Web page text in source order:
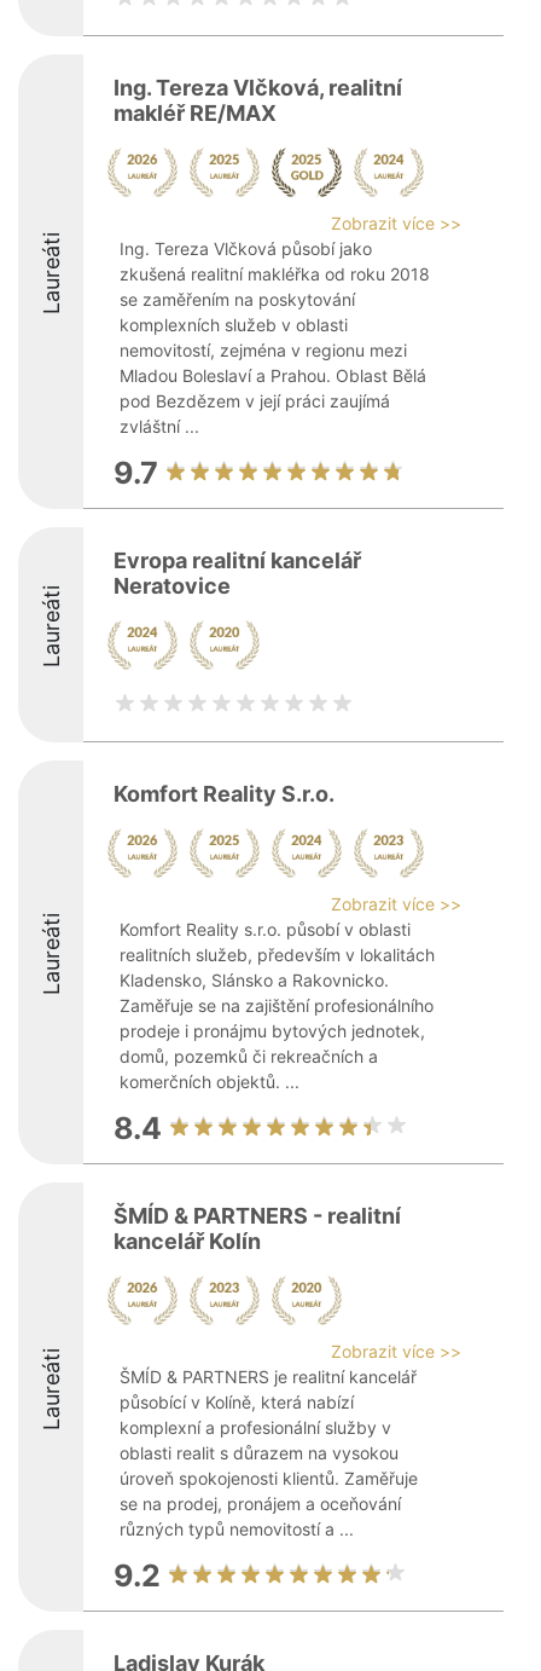
Laureáti
Ing. Tereza Vlčková, realitní
makléř RE/MAX
Zobrazit více >>
Ing. Tereza Vlčková působí jako
zkušená realitní makléřka od roku 2018
se zaměřením na poskytování
komplexních služeb v oblasti
nemovitostí, zejména v regionu mezi
Mladou Boleslaví a Prahou. Oblast Bělá
pod Bezdězem v její práci zaujímá
zvláštní ...
9.7
Laureáti
Evropa realitní kancelář
Neratovice
Laureáti
Komfort Reality S.r.o.
Zobrazit více >>
Komfort Reality s.r.o. působí v oblasti
realitních služeb, především v lokalitách
Kladensko, Slánsko a Rakovnicko.
Zaměřuje se na zajištění profesionálního
prodeje i pronájmu bytových jednotek,
domů, pozemků či rekreačních a
komerčních objektů. ...
8.4
Laureáti
ŠMÍD & PARTNERS - realitní
kancelář Kolín
Zobrazit více >>
ŠMÍD & PARTNERS je realitní kancelář
působící v Kolíně, která nabízí
komplexní a profesionální služby v
oblasti realit s důrazem na vysokou
úroveň spokojenosti klientů. Zaměřuje
se na prodej, pronájem a oceňování
různých typů nemovitostí a ...
9.2
Ladislav Kurák